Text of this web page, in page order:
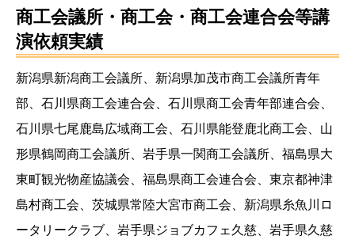
商工会議所・商工会・商工会連合会等講
演依頼実績
新潟県新潟商工会議所、新潟県加茂市商工会議所青年
部、石川県商工会連合会、石川県商工会青年部連合会、
石川県七尾鹿島広域商工会、石川県能登鹿北商工会、山
形県鶴岡商工会議所、岩手県一関商工会議所、福島県大
東町観光物産協議会、福島県商工会連合会、東京都神津
島村商工会、茨城県常陸大宮市商工会、新潟県糸魚川ロ
ータリークラブ、岩手県ジョブカフェ久慈、岩手県久慈